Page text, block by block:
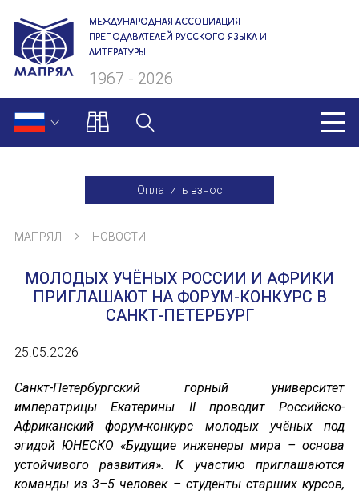
МЕЖДУНАРОДНАЯ АССОЦИАЦИЯ
ПРЕПОДАВАТЕЛЕЙ РУССКОГО ЯЗЫКА И
ЛИТЕРАТУРЫ
1967 - 2026
Оплатить взнос
О нас
Президиум
Ревизионная комиссия
Секретариат
Члены МАПРЯЛ
Устав МАПРЯЛ
Вступить в МАПРЯЛ
История МАПРЯЛ
МАПРЯЛ НОВОСТИ
МОЛОДЫХ УЧЁНЫХ РОССИИ И АФРИКИ
ПРИГЛАШАЮТ НА ФОРУМ-КОНКУРС В
САНКТ-ПЕТЕРБУРГ
25.05.2026
Санкт-Петербургский горный университет
императрицы Екатерины II проводит Российско-
Африканский форум-конкурс молодых учёных под
эгидой ЮНЕСКО «Будущие инженеры мира – основа
устойчивого развития». К участию приглашаются
команды из 3–5 человек – студенты старших курсов,